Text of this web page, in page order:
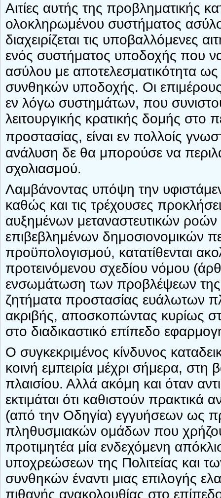
Αιτίες αυτής της προβληματικής
ολοκληρωμένου συστήματος
διαχειρίζεται τις υποβαλλόμενες
ενός συστήματος υποδοχής που
ασύλου με αποτελεσματικότητα
συνθηκών υποδοχής. Οι
εν λόγω συστημάτων, που
λειτουργικής κρατικής δομής στο
προστασίας, είναι εν πολλοίς
ανάλυση δε θα μπορούσε να
σχολιασμού.
Λαμβάνοντας υπόψη την
καθώς και τις τρέχουσες
αυξημένων μεταναστευτικών
επιβεβλημένων δημοσιονομικών
προϋπολογισμού, κατατίθενται
προτεινόμενου σχεδίου νόμου
ενσωμάτωση των προβλέψεων της
ζητήματα προστασίας ευάλωτων
ακριβής, αποσκοπώντας κυρίως
στο διαδικαστικό επίπεδο
Ο συγκεκριμένος κίνδυνος
κοινή εμπειρία μέχρι σήμερα, στη
πλαισίου. Αλλά ακόμη και όταν
εκτιμάται ότι καθιστούν
(από την Οδηγία) εγγυήσεων ως
πληθυσμιακών ομάδων που
προτιμητέα μία ενδεχόμενη
υποχρεώσεων της Πολιτείας και
συνθηκών έναντι μιας επιλογής
πιθανής ανακολουθίας στο